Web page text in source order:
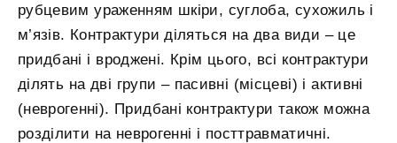
рубцевим ураженням шкіри, суглоба, сухожиль і
м’язів. Контрактури діляться на два види – це
придбані і вроджені. Крім цього, всі контрактури
ділять на дві групи – пасивні (місцеві) і активні
(неврогенні). Придбані контрактури також можна
розділити на неврогенні і посттравматичні.